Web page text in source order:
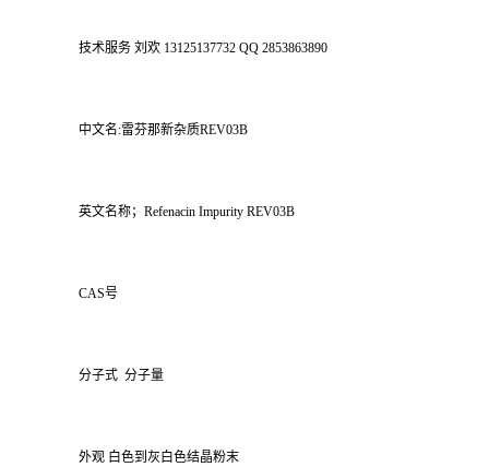
技术服务 刘欢 13125137732 QQ 2853863890
中文名:雷芬那新杂质REV03B
英文名称；Refenacin Impurity REV03B
CAS号
分子式 分子量
外观 白色到灰白色结晶粉末